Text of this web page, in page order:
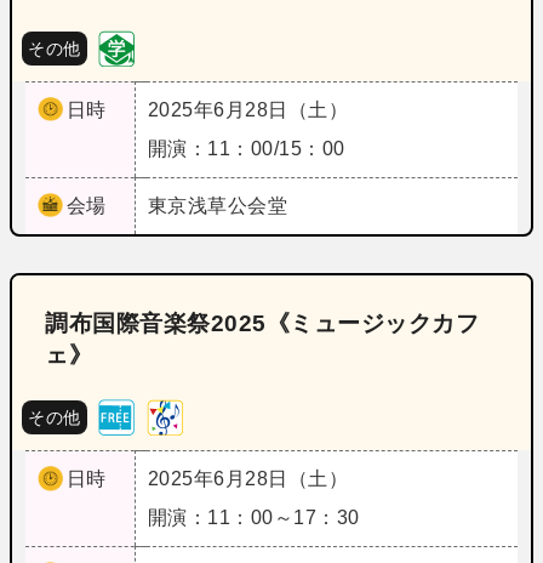
その他
日時
2025年6月28日（土）
開演：11：00/15：00
会場 東京浅草公会堂
調布国際音楽祭2025《ミュージックカフ
ェ》
その他
日時
2025年6月28日（土）
開演：11：00～17：30